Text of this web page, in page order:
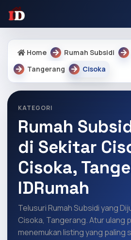
Home Rumah Subsidi
Tangerang
Cisoka
KATEGORI
Rumah
di Sekitar
Cisoka,
IDRumah
Telusuri Rumah Subsidi yang
Cisoka, Tangerang. Atur ulang
menemukan listing yang paling